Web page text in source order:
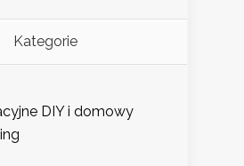
Kategorie
DIY i domowy